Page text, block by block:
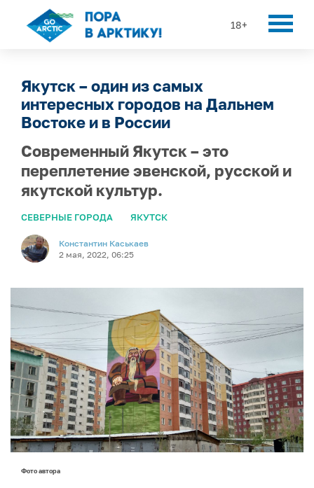
18+
Якутск – один из самых
интересных городов на Дальнем
Востоке и в России
Современный Якутск – это
переплетение эвенской, русской и
якутской культур.
СЕВЕРНЫЕ ГОРОДА ЯКУТСК
Константин Каськаев
2 мая, 2022, 06:25
Фото автора